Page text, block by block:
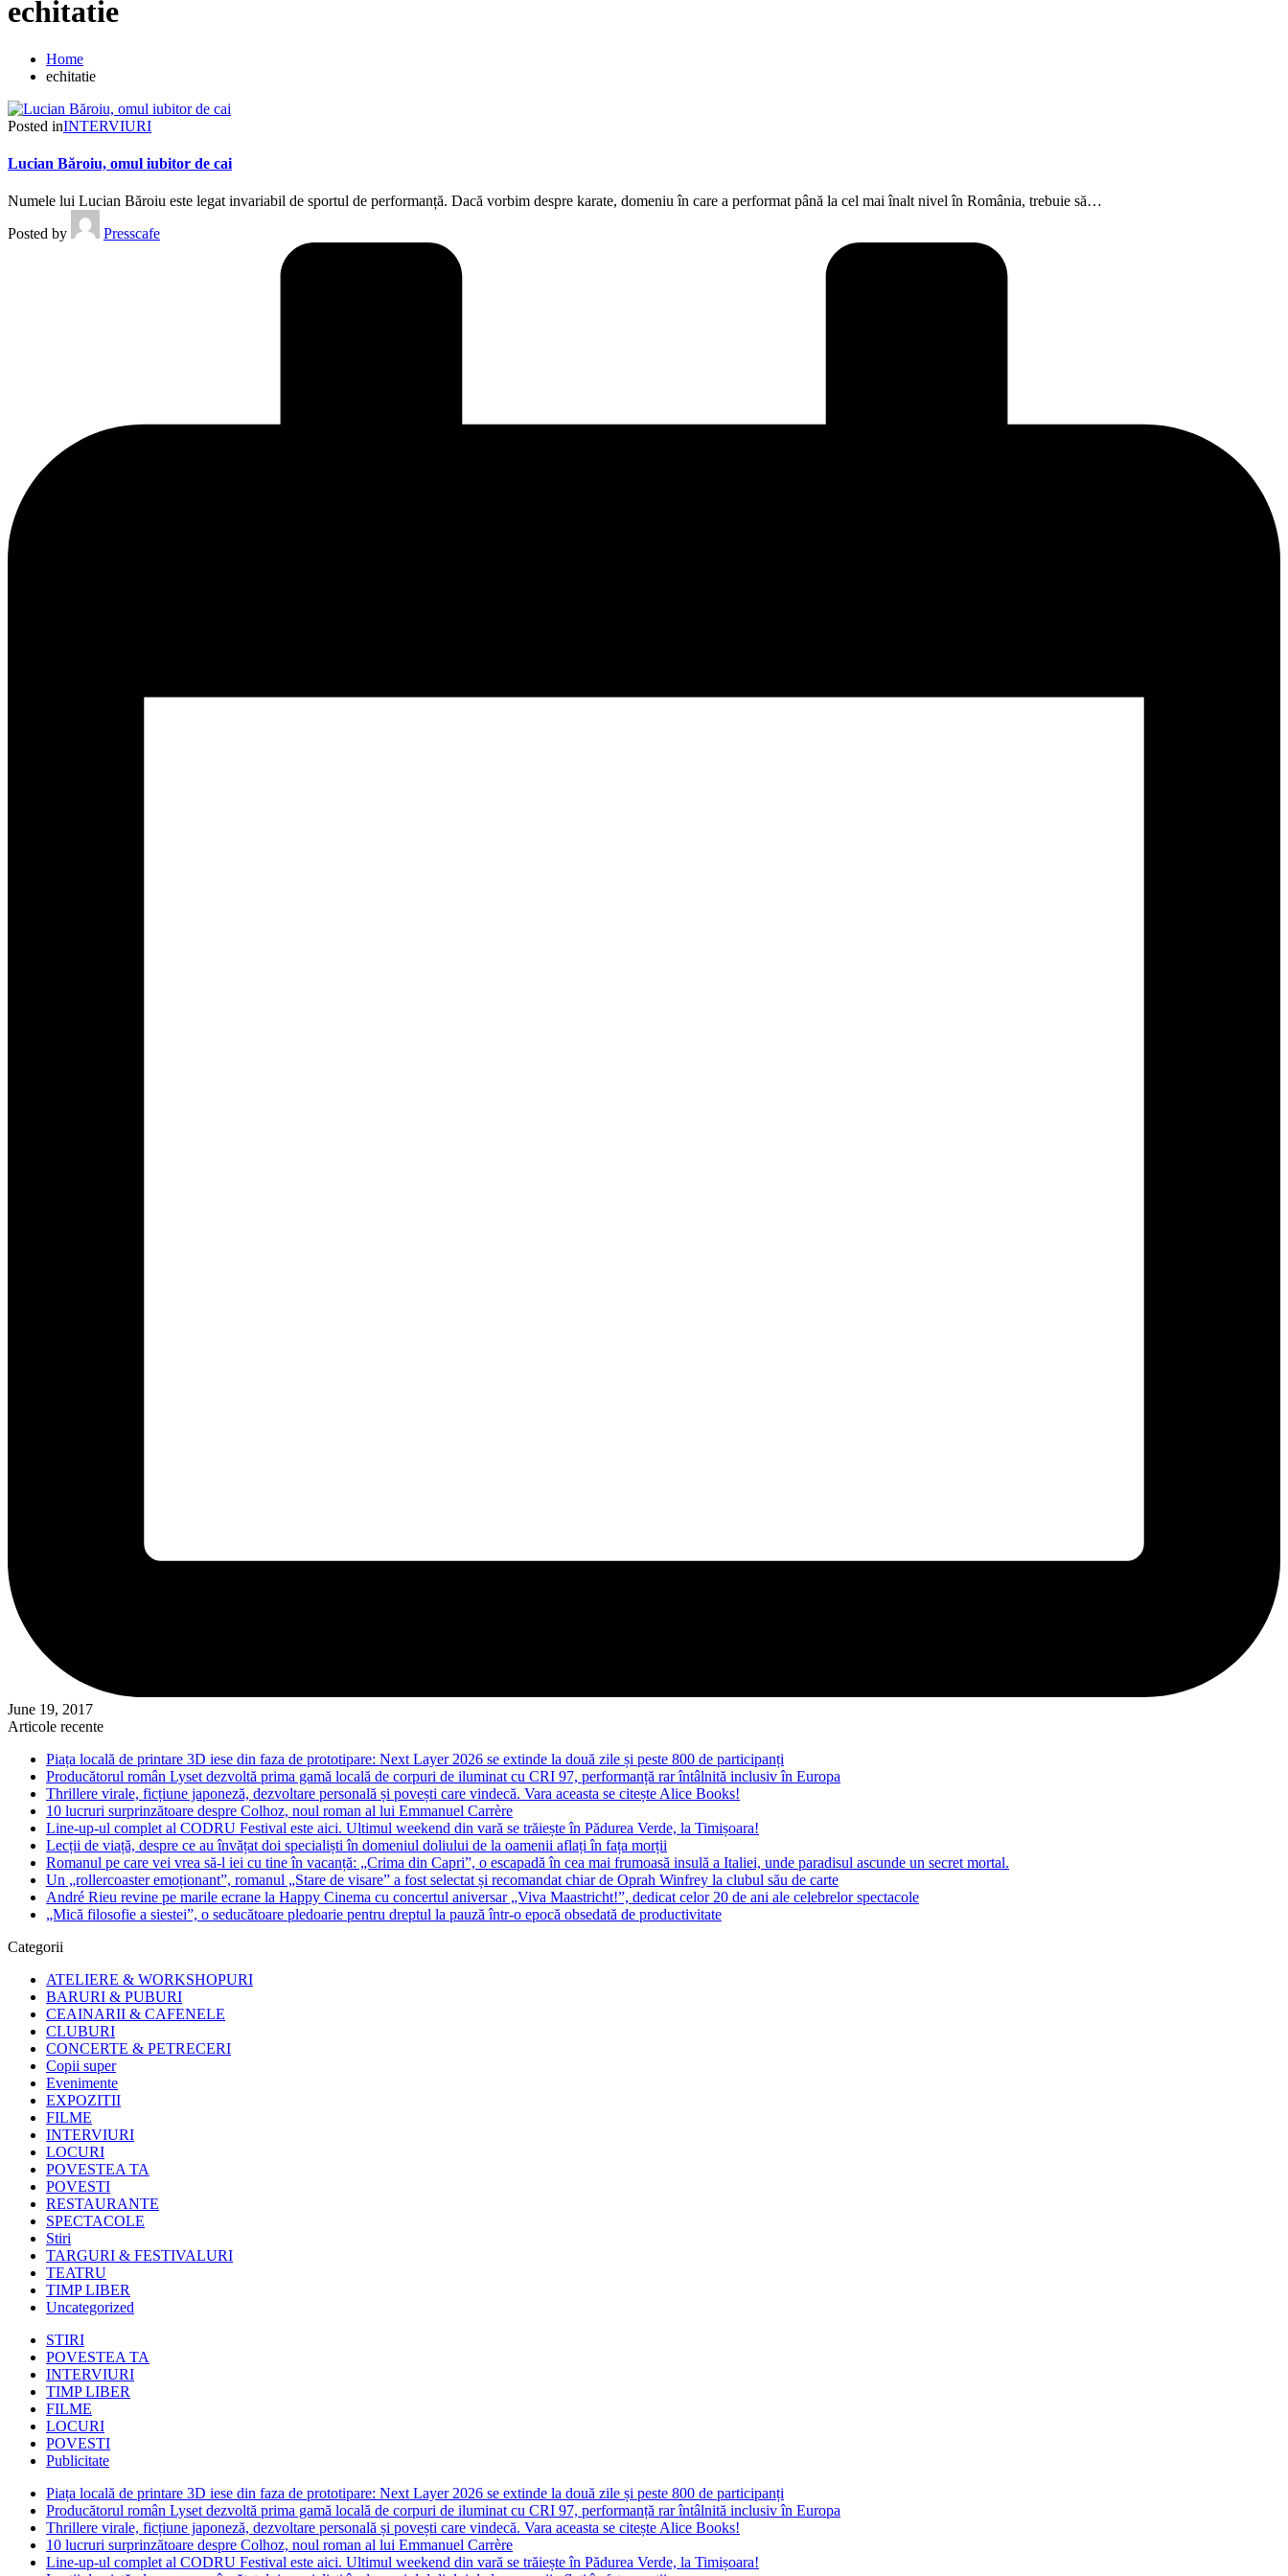
echitatie
Home
echitatie
Posted inINTERVIURI
Lucian Băroiu, omul iubitor de cai
Numele lui Lucian Băroiu este legat invariabil de sportul de performanță. Dacă vorbim despre karate, domeniu în care a performat până la cel mai înalt nivel în România, trebuie să…
Posted by
Presscafe
June 19, 2017
Articole recente
Piața locală de printare 3D iese din faza de prototipare: Next Layer 2026 se extinde la două zile și peste 800 de participanți
Producătorul român Lyset dezvoltă prima gamă locală de corpuri de iluminat cu CRI 97, performanță rar întâlnită inclusiv în Europa
Thrillere virale, ficțiune japoneză, dezvoltare personală și povești care vindecă. Vara aceasta se citește Alice Books!
10 lucruri surprinzătoare despre Colhoz, noul roman al lui Emmanuel Carrère
Line-up-ul complet al CODRU Festival este aici. Ultimul weekend din vară se trăiește în Pădurea Verde, la Timișoara!
Lecții de viață, despre ce au învățat doi specialiști în domeniul doliului de la oamenii aflați în fața morții
Romanul pe care vei vrea să-l iei cu tine în vacanță: „Crima din Capri”, o escapadă în cea mai frumoasă insulă a Italiei, unde paradisul ascunde un secret mortal.
Un „rollercoaster emoționant”, romanul „Stare de visare” a fost selectat și recomandat chiar de Oprah Winfrey la clubul său de carte
André Rieu revine pe marile ecrane la Happy Cinema cu concertul aniversar „Viva Maastricht!”, dedicat celor 20 de ani ale celebrelor spectacole
„Mică filosofie a siestei”, o seducătoare pledoarie pentru dreptul la pauză într-o epocă obsedată de productivitate
Categorii
ATELIERE & WORKSHOPURI
BARURI & PUBURI
CEAINARII & CAFENELE
CLUBURI
CONCERTE & PETRECERI
Copii super
Evenimente
EXPOZITII
FILME
INTERVIURI
LOCURI
POVESTEA TA
POVESTI
RESTAURANTE
SPECTACOLE
Stiri
TARGURI & FESTIVALURI
TEATRU
TIMP LIBER
Uncategorized
STIRI
POVESTEA TA
INTERVIURI
TIMP LIBER
FILME
LOCURI
POVESTI
Publicitate
Piața locală de printare 3D iese din faza de prototipare: Next Layer 2026 se extinde la două zile și peste 800 de participanți
Producătorul român Lyset dezvoltă prima gamă locală de corpuri de iluminat cu CRI 97, performanță rar întâlnită inclusiv în Europa
Thrillere virale, ficțiune japoneză, dezvoltare personală și povești care vindecă. Vara aceasta se citește Alice Books!
10 lucruri surprinzătoare despre Colhoz, noul roman al lui Emmanuel Carrère
Line-up-ul complet al CODRU Festival este aici. Ultimul weekend din vară se trăiește în Pădurea Verde, la Timișoara!